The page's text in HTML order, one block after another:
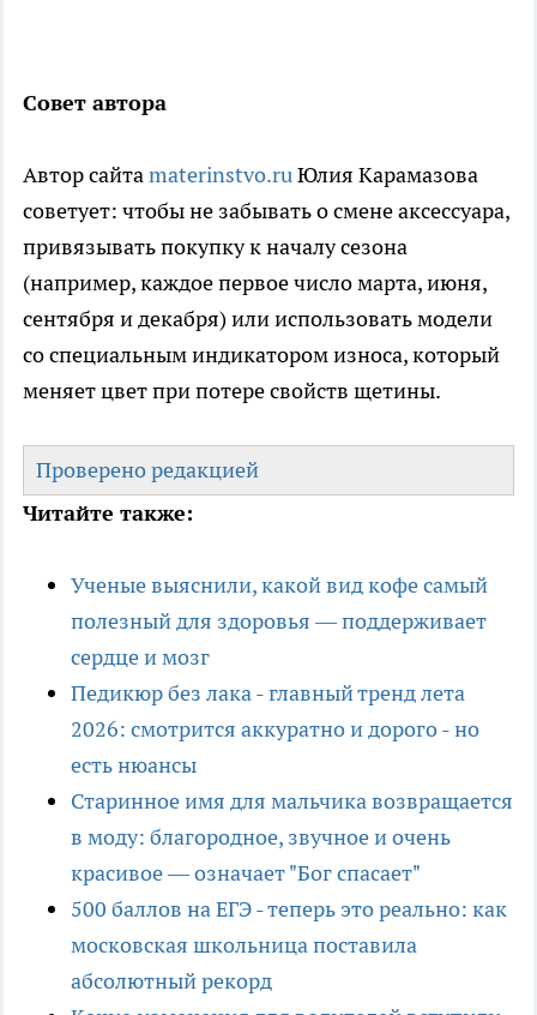
Совет автора
Автор сайтаmaterinstvo.ruЮлия Карамазова
советует: чтобы не забывать о смене аксессуара,
привязывать покупку к началу сезона
(например, каждое первое число марта, июня,
сентября и декабря) или использовать модели
со специальным индикатором износа, который
меняет цвет при потере свойств щетины.
Проверено редакцией
Читайте также:
Ученые выяснили, какой вид кофе самый
полезный для здоровья — поддерживает
сердце и мозг
Педикюр без лака - главный тренд лета
2026: смотрится аккуратно и дорого - но
есть нюансы
Старинное имя для мальчика возвращается
в моду: благородное, звучное и очень
красивое — означает "Бог спасает"
500 баллов на ЕГЭ - теперь это реально: как
московская школьница поставила
абсолютный рекорд